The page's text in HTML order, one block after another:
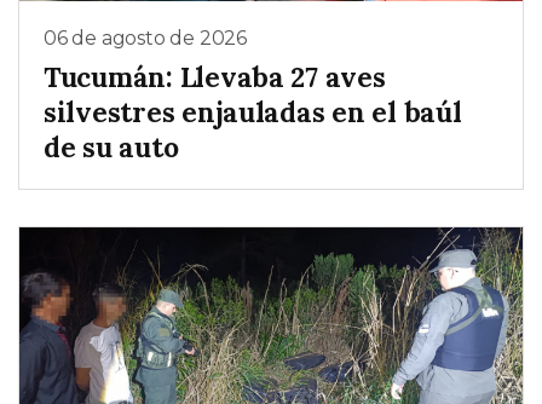
06 de agosto de 2026
Tucumán: Llevaba 27 aves
silvestres enjauladas en el baúl
de su auto